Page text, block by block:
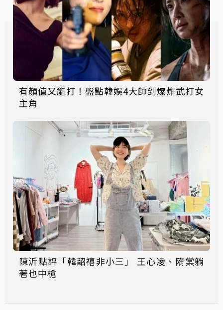
有顏值又能打！盤點韓娛4大帥到爆炸武打女
主角
陳沂點評「韓韶禧非小三」 王心凌、隋棠躺
著也中槍